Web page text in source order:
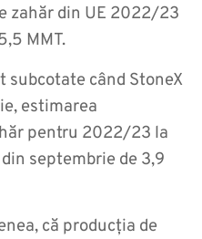
zahăr din UE 2022/23
MMT.
când StoneX
estimarea
pentru 2022/23 la
septembrie de 3,9
că producția de